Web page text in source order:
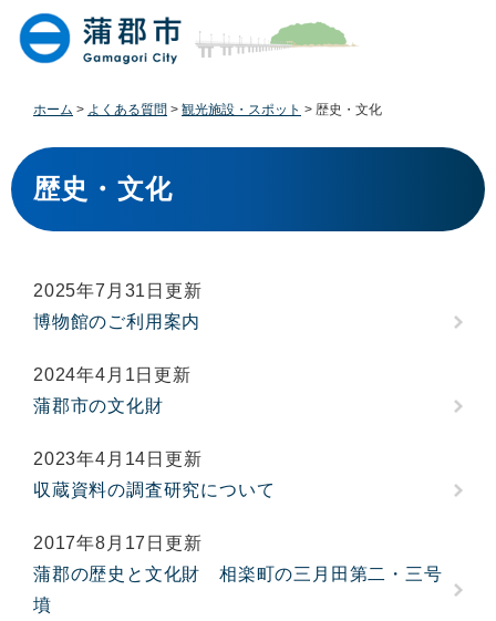
す
。
し
て
ホーム > よくある質問 > 観光施設・スポット > 歴史・文化
本
文
歴史・文化
2025年7月31日更新
博物館のご利用案内
2024年4月1日更新
蒲郡市の文化財
2023年4月14日更新
収蔵資料の調査研究について
2017年8月17日更新
蒲郡の歴史と文化財 相楽町の三月田第二・三号
墳